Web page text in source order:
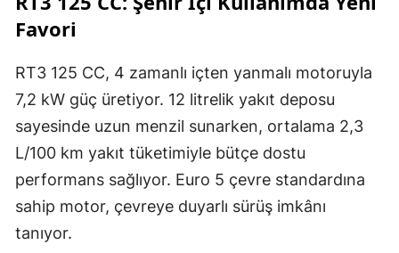
Favori
RT3 125 CC, 4 zamanlı içten yanmalı motoruyla
7,2 kW güç üretiyor. 12 litrelik yakıt deposu
sayesinde uzun menzil sunarken, ortalama 2,3
L/100 km yakıt tüketimiyle bütçe dostu
performans sağlıyor. Euro 5 çevre standardına
sahip motor, çevreye duyarlı sürüş imkânı
tanıyor.